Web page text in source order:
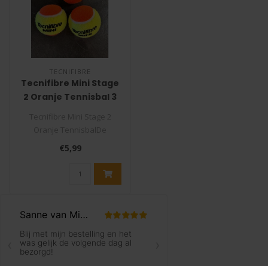
TECNIFIBRE
Tecnifibre Mini Stage
2 Oranje Tennisbal 3
Tecnifibre Mini Stage 2
Oranje tennis..
€5,99